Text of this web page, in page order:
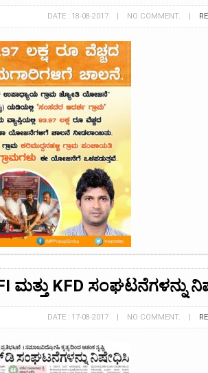
DATE : 18-08-2017 | NO COMMENT. |
ಮತ್ತು KFD ಸಂಘಟನೆಗಳನ್ನು
DATE : 17-08-2017 | NO COMMENT. |